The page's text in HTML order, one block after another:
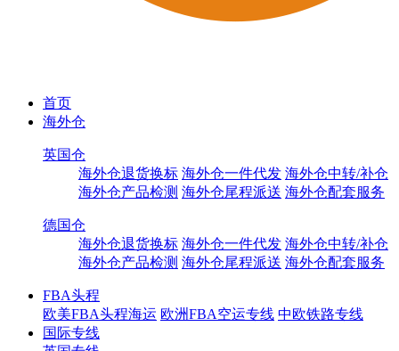
首页
海外仓
英国仓
海外仓退货换标 海外仓一件代发 海外仓中转/补仓
海外仓产品检测 海外仓尾程派送 海外仓配套服务
德国仓
海外仓退货换标 海外仓一件代发 海外仓中转/补仓
海外仓产品检测 海外仓尾程派送 海外仓配套服务
FBA头程
欧美FBA头程海运 欧洲FBA空运专线 中欧铁路专线
国际专线